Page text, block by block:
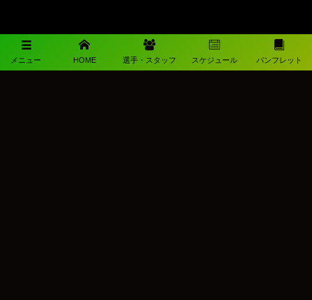
メニュー HOME 選手・スタッフ スケジュール パンフレット